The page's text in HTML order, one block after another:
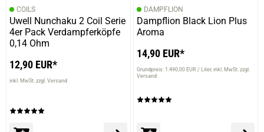
COILS
Uwell Nunchaku 2 Coil Serie
4er Pack Verdampferköpfe
0,14 Ohm
12,90 EUR*
inkl. MwSt. zzgl. Versand
DAMPFLION
Dampflion Black Lion Plus
Aroma
14,90 EUR*
Grundpreis: 1.490,00 EUR / Liter inkl. MwSt. zzgl.
Versand